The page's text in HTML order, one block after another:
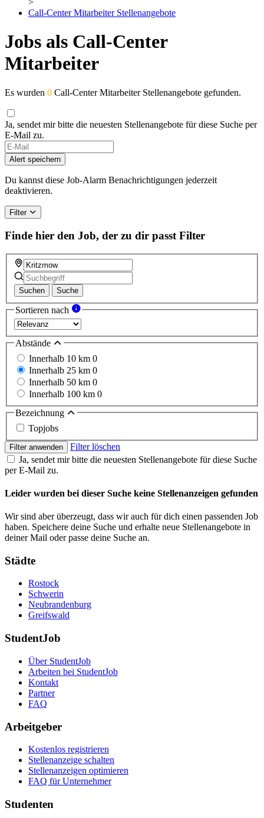
Call-Center Mitarbeiter Stellenangebote
Jobs als Call-Center
Mitarbeiter
Es wurden 0 Call-Center Mitarbeiter Stellenangebote gefunden.
Ja, sendet mir bitte die neuesten Stellenangebote für diese Suche per
E-Mail zu.
If
you
are
a
human,
this
field
Alert speichern
Du kannst diese Job-Alarm Benachrichtigungen jederzeit
deaktivieren.
Filter
Finde hier den Job, der zu dir passt Filter
Suchen Suche
Sortieren nach
Abstände
Innerhalb 10 km 0
Innerhalb 25 km 0
Innerhalb 50 km 0
Innerhalb 100 km 0
Bezeichnung
Topjobs
Filter anwenden
Filter löschen
Ja, sendet mir bitte die neuesten Stellenangebote für diese Suche
per E-Mail zu.
Leider wurden bei dieser Suche keine Stellenanzeigen gefunden
Wir sind aber überzeugt, dass wir auch für dich einen passenden Job
haben. Speichere deine Suche und erhalte neue Stellenangebote in
deiner Mail oder passe deine Suche an.
Städte
Rostock
Schwerin
Neubrandenburg
Greifswald
StudentJob
Über StudentJob
Arbeiten bei StudentJob
Kontakt
Partner
FAQ
Arbeitgeber
Kostenlos registrieren
Stellenanzeige schalten
Stellenanzeigen optimieren
FAQ für Unternehmer
Studenten